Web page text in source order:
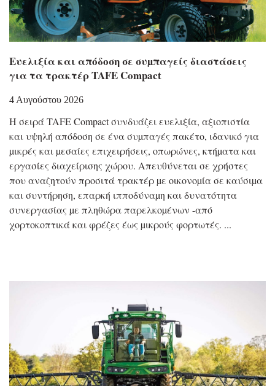
Eυελιξία και απόδοση σε συµπαγείς διαστάσεις
για τα τρακτέρ TAFE Compact
4 Αυγούστου 2026
Η σειρά TAFE Compact συνδυάζει ευελιξία, αξιοπιστία
και υψηλή απόδοση σε ένα συµπαγές πακέτο, ιδανικό για
µικρές και µεσαίες επιχειρήσεις, οπωρώνες, κτήµατα και
εργασίες διαχείρισης χώρου. Απευθύνεται σε χρήστες
που αναζητούν προσιτά τρακτέρ µε οικονοµία σε καύσιµα
και συντήρηση, επαρκή ιπποδύναµη και δυνατότητα
συνεργασίας µε πληθώρα παρελκοµένων -από
χορτοκοπτικά και φρέζες έως µικρούς φορτωτές.